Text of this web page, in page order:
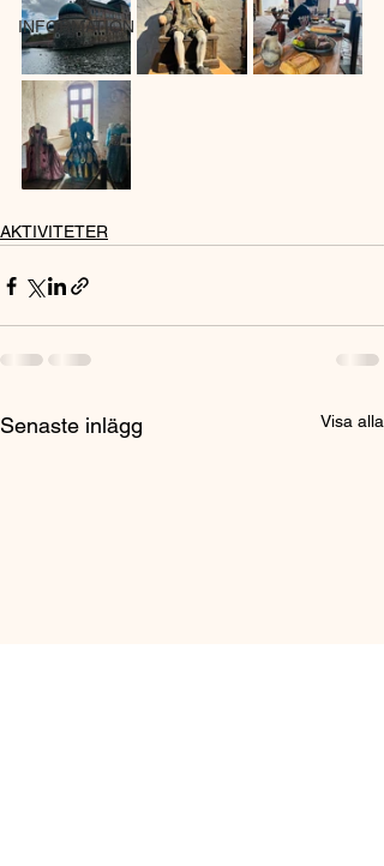
INFORMATION
AKTIVITETER
Senaste inlägg Visa alla